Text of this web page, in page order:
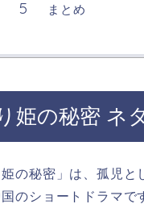
まとめ
姫の秘密 ネ
姫の秘密」は、孤児
のショートドラマで